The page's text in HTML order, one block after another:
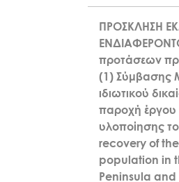
ΠΡΟΣΚΛΗΣΗ
προτάσεων
(1) Σύμβασης
ιδιωτικού
παροχή έργου
υλοποίησης
recovery of
population in
Peninsula